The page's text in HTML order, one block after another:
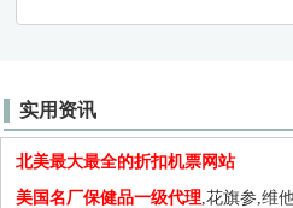
实用资讯
北美最大最全的折扣机票网站
美国名厂保健品一级代理,花旗参,维